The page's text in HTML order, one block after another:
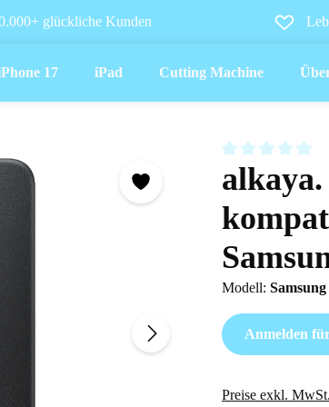
glückliche Kunden
17 iPad Cutting Machine
Modell:
Anmelden
Preise exkl.